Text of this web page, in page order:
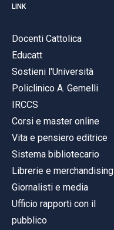
LINK
Docenti Cattolica
Educatt
Sostieni l'Università
Policlinico A. Gemelli
IRCCS
Corsi e master online
Vita e pensiero editrice
Sistema bibliotecario
Librerie e merchandising
Giornalisti e media
Ufficio rapporti con il
pubblico